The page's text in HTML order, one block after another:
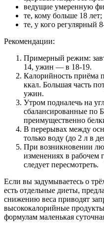
ведущие умеренную
те, кому больше 18 лет;
те, у кого регулярный
Рекомендации:
Примерный режим:
14, ужин — в 18-19.
Калорийность приёма
ккал. Большая часть
ужин.
Утром подналечь на
сбалансированные
преимущественно
В перерывах между
только воду (до 2 л в
При возникновении
изменениях в рабочем
следует пересмотреть.
Если вы задумываетесь о
есть отдельные диеты,
снижению веса приводят
высококалорийные
формулам маленькая